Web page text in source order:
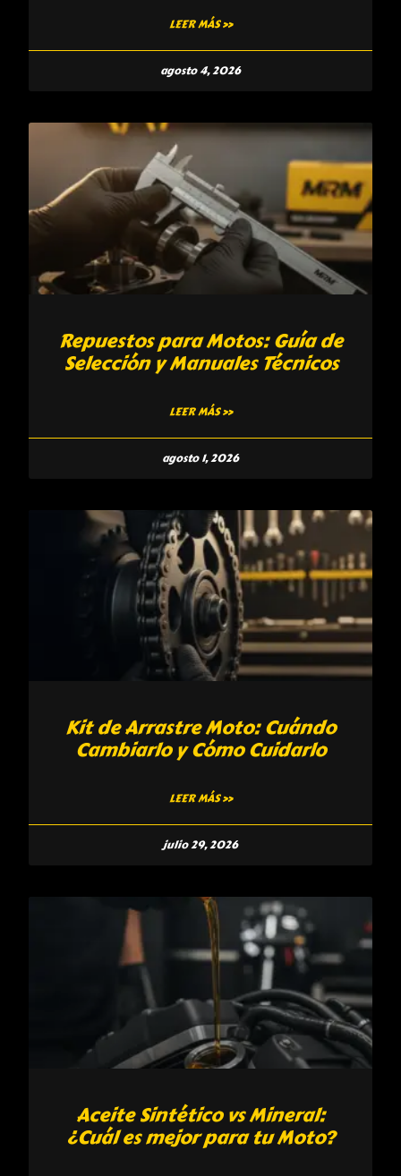
LEER MÁS »
agosto 4, 2026
Repuestos para Motos: Guía de
Selección y Manuales Técnicos
LEER MÁS »
agosto 1, 2026
Kit de Arrastre Moto: Cuándo
Cambiarlo y Cómo Cuidarlo
LEER MÁS »
julio 29, 2026
Aceite Sintético vs Mineral:
¿Cuál es mejor para tu Moto?